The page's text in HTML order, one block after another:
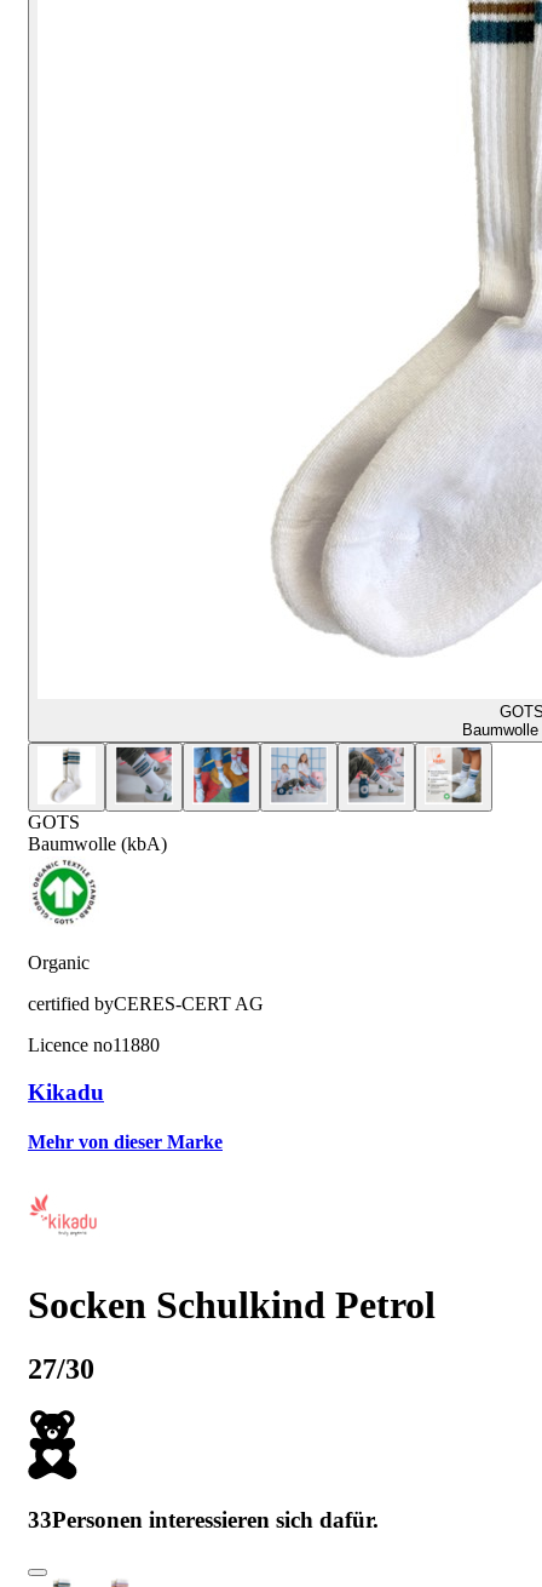
GOTS
Baumwolle (kbA)
Organic
certified byCERES-CERT AG
Licence no11880
Kikadu
Mehr von dieser Marke
Socken Schulkind Petrol
27/30
33Personen interessieren sich dafür.